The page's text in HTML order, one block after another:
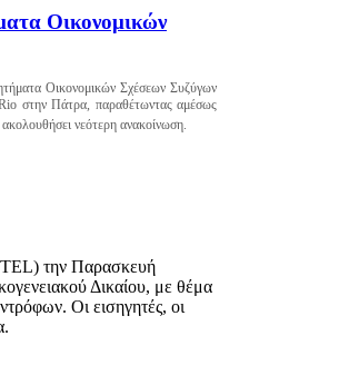
Οικονομικών
Οικονομικών Σχέσεων Συζύγων
στην Πάτρα, παραθέτωντας αμέσως
νεότερη ανακοίνωση.
την Παρασκευή
Δικαίου, με θέμα
Οι εισηγητές, οι